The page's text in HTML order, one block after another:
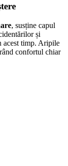
, susține capul
și
acest timp. Aripile
confortul chiar